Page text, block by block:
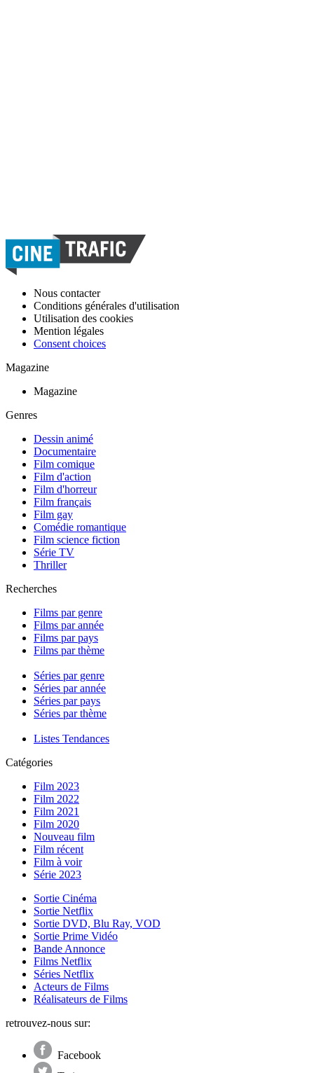
Nous contacter
Conditions générales d'utilisation
Utilisation des cookies
Mention légales
Consent choices
Magazine
Magazine
Genres
Dessin animé
Documentaire
Film comique
Film d'action
Film d'horreur
Film français
Film gay
Comédie romantique
Film science fiction
Série TV
Thriller
Recherches
Films par genre
Films par année
Films par pays
Films par thème
Séries par genre
Séries par année
Séries par pays
Séries par thème
Listes Tendances
Catégories
Film 2023
Film 2022
Film 2021
Film 2020
Nouveau film
Film récent
Film à voir
Série 2023
Sortie Cinéma
Sortie Netflix
Sortie DVD, Blu Ray, VOD
Sortie Prime Vidéo
Bande Annonce
Films Netflix
Séries Netflix
Acteurs de Films
Réalisateurs de Films
retrouvez-nous sur:
Facebook